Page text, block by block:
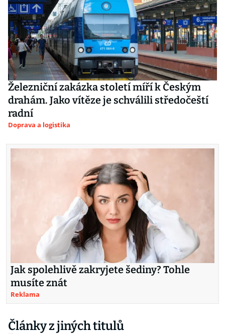
Železniční zakázka století míří k Českým
drahám. Jako vítěze je schválili středočeští
radní
Doprava a logistika
Jak spolehlivě zakryjete šediny? Tohle
musíte znát
Reklama
Články z jiných titulů